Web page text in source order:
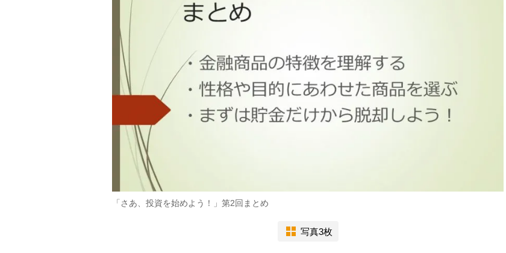
「さあ、投資を始めよう！」第2回まとめ
写真3枚